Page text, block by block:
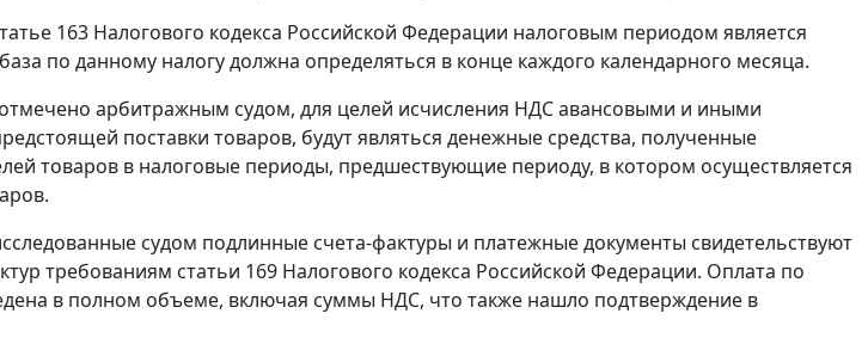
163 Налогового кодекса Российской Федерации налоговым периодом является
по данному налогу должна определяться в конце каждого календарного месяца.
арбитражным судом, для целей исчисления НДС авансовыми и иными
поставки товаров, будут являться денежные средства, полученные
товаров в налоговые периоды, предшествующие периоду, в котором осуществляется
судом подлинные счета-фактуры и платежные документы свидетельствуют
требованиям статьи 169 Налогового кодекса Российской Федерации. Оплата по
в полном объеме, включая суммы НДС, что также нашло подтверждение в